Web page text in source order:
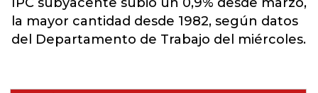
la mayor cantidad desde 1982, según datos
del Departamento de Trabajo del miércoles.